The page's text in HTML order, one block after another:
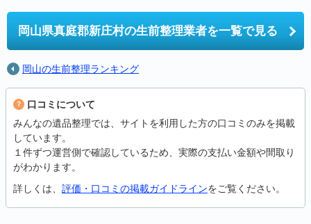
岡山県真庭郡新庄村の生前整理業者を一覧で見る
岡山の生前整理ランキング
口コミについて
みんなの遺品整理では、サイトを利用した方の口コミのみを掲載
しています。
１件ずつ運営側で確認しているため、実際の支払い金額や間取り
がわかります。
詳しくは、 評価・口コミの掲載ガイドラインをご覧ください。